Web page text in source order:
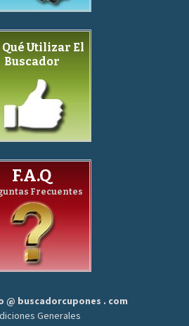
Qué Utilizar El
Buscador
F.A.Q
Frecuentes
@ buscadorcupones . com
Generales